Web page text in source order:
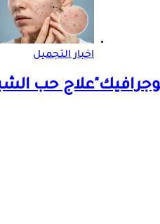
اخبار التجميل
علاج حب